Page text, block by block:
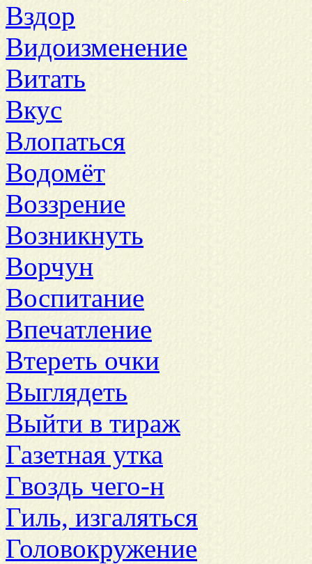
Вздор
Видоизменение
Витать
Вкус
Влопаться
Водомёт
Воззрение
Возникнуть
Ворчун
Воспитание
Впечатление
Втереть очки
Выглядеть
Выйти в тираж
Газетная утка
Гвоздь чего-н
Гиль, изгаляться
Головокружение